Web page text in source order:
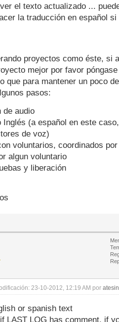
el texto actualizado ...
la traducción en español
proyectos como éste, si
mejor por favor
que para mantener un poco
pasos:
de audio
Inglés (a español en este
de voz)
voluntarios, coordinados
algun voluntario
y liberación
23-10-2012, 12:19 AM por atesin
or spanish text
LAST LOG has comment, if